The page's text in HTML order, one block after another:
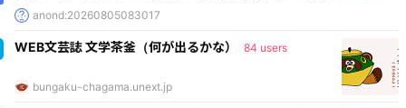
anond:20260805083017
WEB文芸誌 文学茶釜（何が出るかな） 84 users
bungaku-chagama.unext.jp